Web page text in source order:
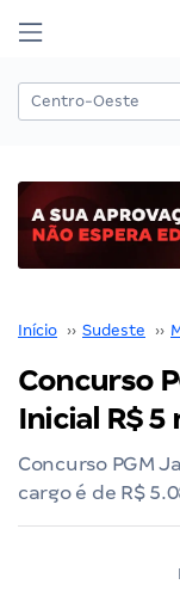
Início ›› Sudeste ››
Concurso
Inicial R$ 5
Concurso PGM
cargo é de R$